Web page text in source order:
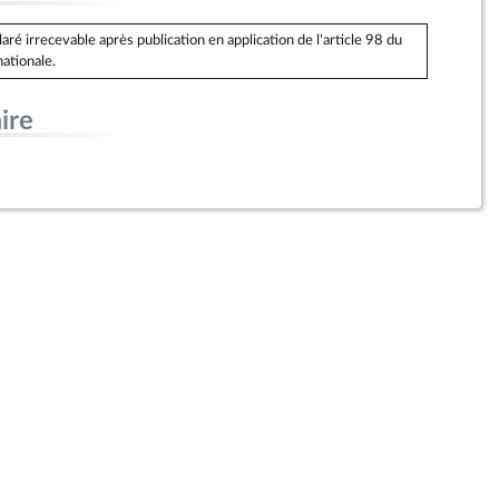
irrecevable après publication en application de l'article 98 du